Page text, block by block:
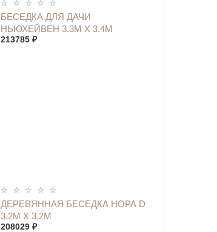
БЕСЕДКА ДЛЯ ДАЧИ
НЬЮХЕЙВЕН 3.3М X 3.4М
213785 ₽
КУПИТЬ
ДЕРЕВЯННАЯ БЕСЕДКА НОРА D
3.2М Х 3.2М
208029 ₽
КУПИТЬ